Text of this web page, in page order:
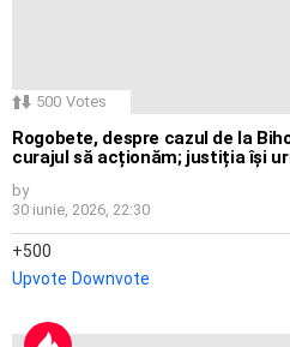
500 Votes
Rogobete, despre cazul de la
curajul să acționăm; justiția își
by
30 iunie, 2026, 22:30
500
Upvote Downvote